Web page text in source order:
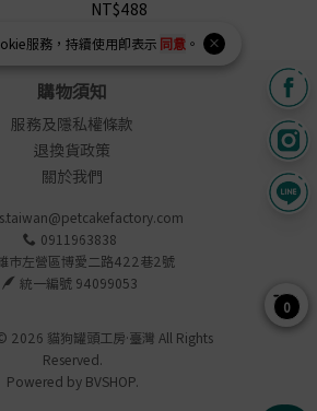
服務，持續使用即表示 同意 。
NT$488
購物須知
服務及隱私權條款
退換貨政策
關於我們
0911963838
市左營區博愛二路422巷2號
統一編號 94099053
2026 貓狗罐頭工房·臺灣 All Rights
Reserved.
Powered by BVSHOP.
0